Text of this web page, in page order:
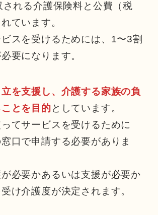
れる介護保険料と公費（税
ています。
スを受けるためには、1〜3割
要になります。
立を支援し、介護する家族の負
とを目的としています。
てサービスを受けるために
口で申請する必要がありま
必要かあるいは支援が必要か
け介護度が決定されます。